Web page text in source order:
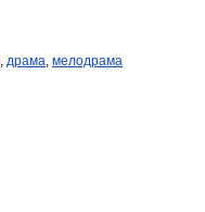
, драма, мелодрама